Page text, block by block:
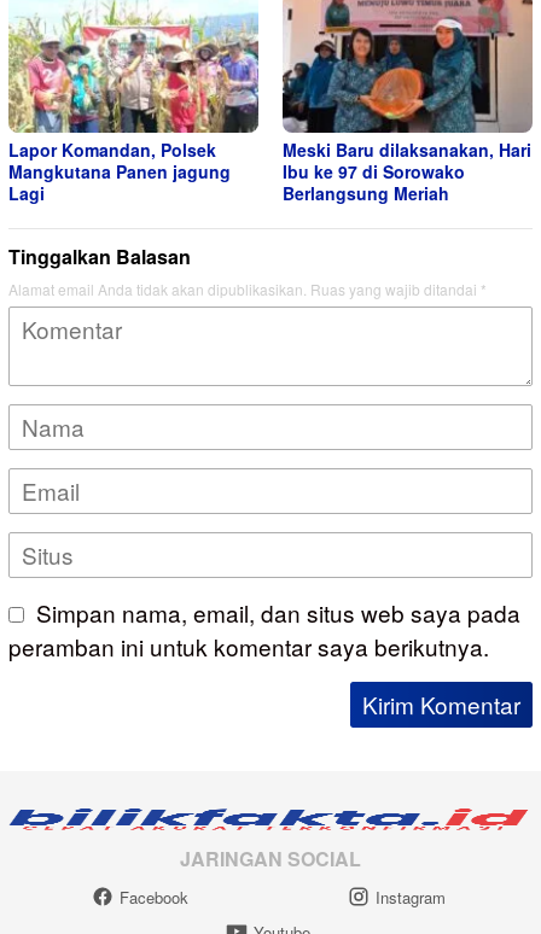
Lapor Komandan, Polsek
Mangkutana Panen jagung
Lagi
Meski Baru dilaksanakan, Hari
Ibu ke 97 di Sorowako
Berlangsung Meriah
Tinggalkan Balasan
Alamat email Anda tidak akan dipublikasikan. Ruas yang wajib ditandai *
Simpan nama, email, dan situs web saya pada
peramban ini untuk komentar saya berikutnya.
JARINGAN SOCIAL
Facebook
Instagram